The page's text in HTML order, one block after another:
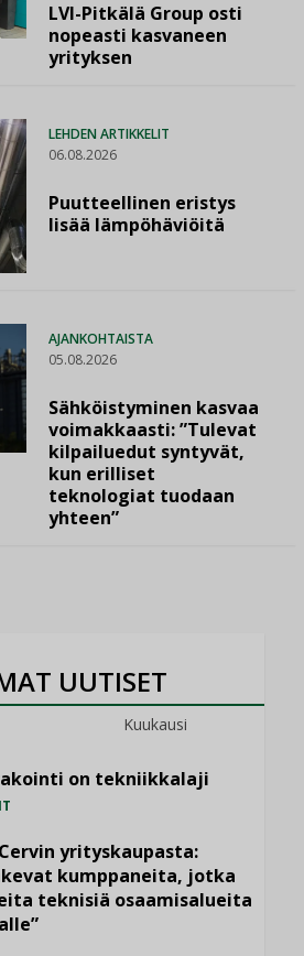
LVI-Pitkälä Group osti
nopeasti kasvaneen
yrityksen
LEHDEN ARTIKKELIT
06.08.2026
Puutteellinen eristys
lisää lämpöhäviöitä
AJANKOHTAISTA
05.08.2026
Sähköistyminen kasvaa
voimakkaasti: ”Tulevat
kilpailuedut syntyvät,
kun erilliset
teknologiat tuodaan
yhteen”
UUTISET
Kuukausi
on tekniikkalaji
yrityskaupasta:
kumppaneita, jotka
teknisiä osaamisalueita